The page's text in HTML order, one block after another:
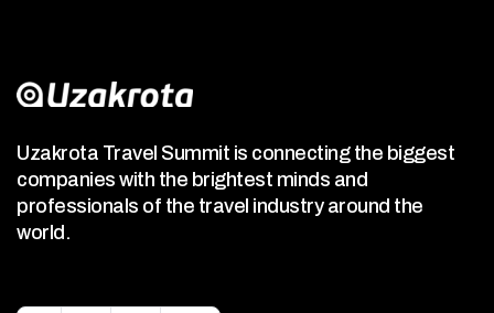
Uzakrota Travel Summit is connecting the biggest
companies with the brightest minds and
professionals of the travel industry around the
world.